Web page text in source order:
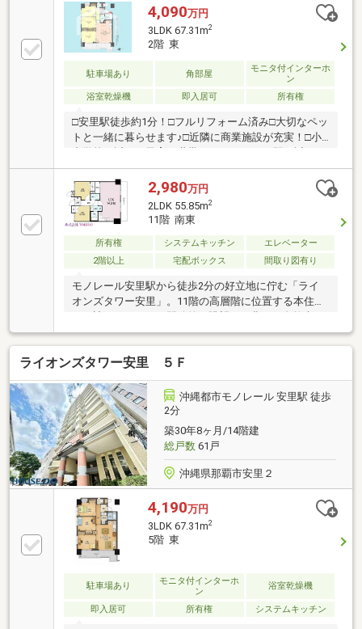
4,090万円
3LDK 67.31m2
2階 東
駐車場あり 角部屋
モニタ付インターホ
ン
浴室乾燥機
即入居可 所有権
□安里駅徒歩約1分！□フルリフォーム済み□大切なペッ
トと一緒に暮らせます♪□近隣に商業施設が充実！□小
国際通りも徒歩圏ですので、別荘や移住用にも♪【周
辺環境】◇栄町りうぼう：徒歩約2分◇セブンイレブ
ン那覇栄町店：徒歩約3分◇ファミリーマート壺屋一
丁目店：徒歩約3分◇マツモトキヨシ安里国際通り
店：徒歩約5分◇ドン・キホーテ国際通り店：徒歩約
12分◇壺屋小学校：徒歩約7分◇真和志中学校：徒歩
約5分◇オリーブクラウン保育園：徒歩約2分
2,980万円
2LDK 55.85m2
11階 南東
所有権 システムキッチン
エレベーター
2階以上
宅配ボックス 間取り図有り
モノレール安里駅から徒歩2分の好立地に佇む「ライ
オンズタワー安里」。11階の高層階に位置する本住戸
は、遮るもののない開放的な眺望と、豊かな自然光が
差し込む明るい住空間が魅力です。専有面積は55㎡以
上のゆとりある2LDK。約14帖のLDKを中心に、風通し
の良さにも配慮された使い勝手の良い間取りで、単身
やご夫婦の暮らしに寄り添います。周辺には商業施設
や飲食店が充実しており、都心の利便性を日常として
取り込める環境です。駅至近という希少性と、高層階
ならではの静穏な居住性を兼ね備えた一邸。利便性も
心地よさも妥協したくない方へ、那覇の中心で新しい
生活を始めるための確かな選択肢となります。
ライオンズタワー安里 ５Ｆ
沖縄都市モノレール 安里駅 徒歩
2分
築30年8ヶ月/14階建
総戸数61戸
沖縄県那覇市安里２
4,190万円
3LDK 67.31m2
5階 東
駐車場あり
モニタ付インターホ
ン
浴室乾燥機
即入居可 所有権 システムキッチン